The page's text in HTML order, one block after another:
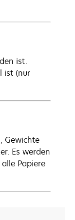
ist.
ist (nur
Gewichte
Es werden
Papiere